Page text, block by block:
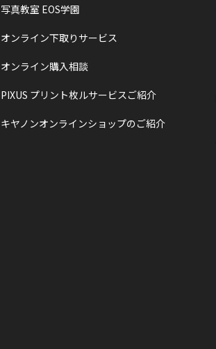
写真教室 EOS学園
オンライン下取りサービス
オンライン購入相談
PIXUS プリント枚ルサービスご紹介
キヤノンオンラインショップのご紹介